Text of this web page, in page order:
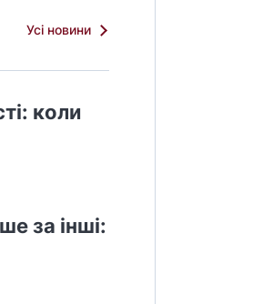
Усі новини
коли
за інші: